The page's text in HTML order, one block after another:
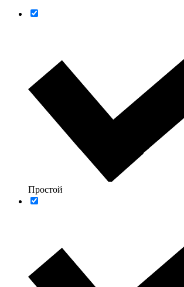
Простой